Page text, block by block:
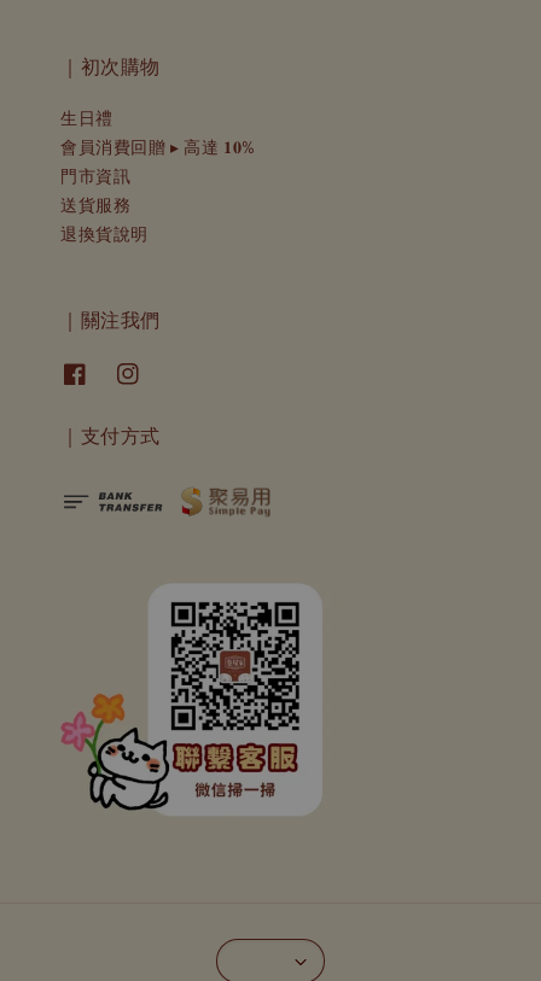
｜初次購物
生日禮
會員消費回贈 ▸ 高達 𝟏𝟎%
門市資訊
送貨服務
退換貨說明
｜關注我們
｜支付方式